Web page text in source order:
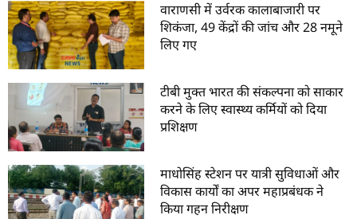
वाराणसी में उर्वरक कालाबाजारी पर
शिकंजा, 49 केंद्रों की जांच और 28 नमूने
लिए गए
टीबी मुक्त भारत की संकल्पना को साकार
करने के लिए स्वास्थ्य कर्मियों को दिया
प्रशिक्षण
माधोसिंह स्टेशन पर यात्री सुविधाओं और
विकास कार्यों का अपर महाप्रबंधक ने
किया गहन निरीक्षण